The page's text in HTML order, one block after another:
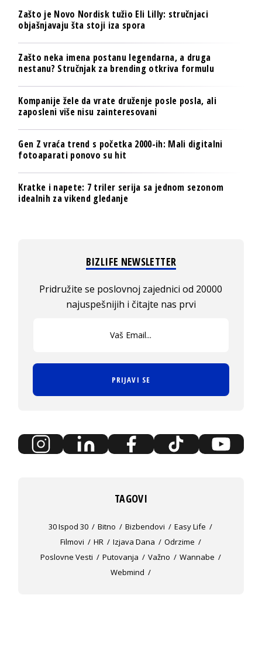
Zašto je Novo Nordisk tužio Eli Lilly: stručnjaci
objašnjavaju šta stoji iza spora
Zašto neka imena postanu legendarna, a druga
nestanu? Stručnjak za brending otkriva formulu
Kompanije žele da vrate druženje posle posla, ali
zaposleni više nisu zainteresovani
Gen Z vraća trend s početka 2000-ih: Mali digitalni
fotoaparati ponovo su hit
Kratke i napete: 7 triler serija sa jednom sezonom
idealnih za vikend gledanje
BIZLIFE NEWSLETTER
Pridružite se poslovnoj zajednici od 20000
najuspešnijih i čitajte nas prvi
PRIJAVI SE
TAGOVI
30 Ispod 30 Bitno Bizbendovi
Easy Life
Filmovi
HR Izjava Dana
Odrzime
Poslovne Vesti
Putovanja Važno
Wannabe
Webmind